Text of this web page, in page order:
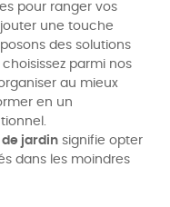
pour ranger vos
une touche
des solutions
parmi nos
au mieux
en un
jardin signifie opter
dans les moindres